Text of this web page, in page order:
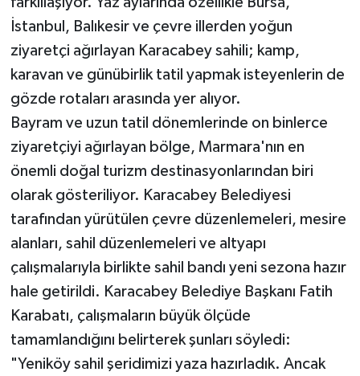
İstanbul, Balıkesir ve çevre illerden yoğun
ziyaretçi ağırlayan Karacabey sahili; kamp,
karavan ve günübirlik tatil yapmak isteyenlerin de
gözde rotaları arasında yer alıyor.
Bayram ve uzun tatil dönemlerinde on binlerce
ziyaretçiyi ağırlayan bölge, Marmara'nın en
önemli doğal turizm destinasyonlarından biri
olarak gösteriliyor. Karacabey Belediyesi
tarafından yürütülen çevre düzenlemeleri, mesire
alanları, sahil düzenlemeleri ve altyapı
çalışmalarıyla birlikte sahil bandı yeni sezona hazır
hale getirildi. Karacabey Belediye Başkanı Fatih
Karabatı, çalışmaların büyük ölçüde
tamamlandığını belirterek şunları söyledi:
"Yeniköy sahil şeridimizi yaza hazırladık. Ancak